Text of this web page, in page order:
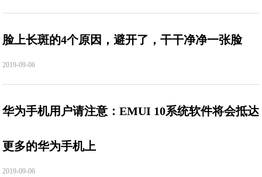
脸上长斑的4个原因，避开了，干干净净一张脸
2019-09-06
华为手机用户请注意：EMUI 10系统软件将会抵达
更多的华为手机上
2019-09-06